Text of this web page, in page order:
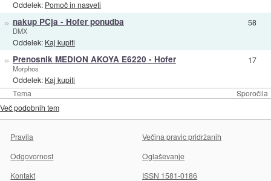
Tema Sporočila
Oddelek: Pomoč in nasveti
» nakup PCja - Hofer ponudba
DMX
Oddelek: Kaj kupiti
58
» Prenosnik MEDION AKOYA E6220 - Hofer
Morphos
Oddelek: Kaj kupiti
17
Več podobnih tem
Pravila
Večina pravic pridržanih
Odgovornost
Oglaševanje
Kontakt
ISSN 1581-0186